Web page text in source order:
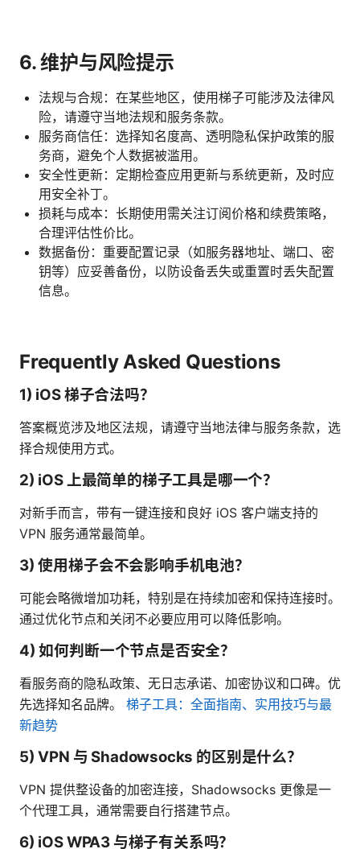
6. 维护与风险提示
法规与合规：在某些地区，使用梯子可能涉及法律风
险，请遵守当地法规和服务条款。
服务商信任：选择知名度高、透明隐私保护政策的服
务商，避免个人数据被滥用。
安全性更新：定期检查应用更新与系统更新，及时应
用安全补丁。
损耗与成本：长期使用需关注订阅价格和续费策略，
合理评估性价比。
数据备份：重要配置记录（如服务器地址、端口、密
钥等）应妥善备份，以防设备丢失或重置时丢失配置
信息。
Frequently Asked Questions
1) iOS 梯子合法吗？
答案概览涉及地区法规，请遵守当地法律与服务条款，选
择合规使用方式。
2) iOS 上最简单的梯子工具是哪一个？
对新手而言，带有一键连接和良好 iOS 客户端支持的
VPN 服务通常最简单。
3) 使用梯子会不会影响手机电池？
可能会略微增加功耗，特别是在持续加密和保持连接时。
通过优化节点和关闭不必要应用可以降低影响。
4) 如何判断一个节点是否安全？
看服务商的隐私政策、无日志承诺、加密协议和口碑。优
先选择知名品牌。 梯子工具：全面指南、实用技巧与最
新趋势
5) VPN 与 Shadowsocks 的区别是什么？
VPN 提供整设备的加密连接，Shadowsocks 更像是一
个代理工具，通常需要自行搭建节点。
6) iOS WPA3 与梯子有关系吗？